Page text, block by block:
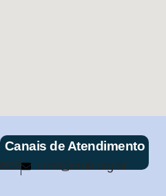
Canais de Atendimento
cmb@cmb.org.br